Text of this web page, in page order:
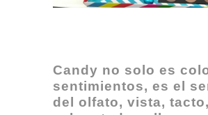
Candy no solo es
sentimientos, es el
del olfato, vista,